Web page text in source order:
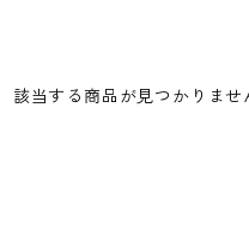
該当する商品が見つかりませ